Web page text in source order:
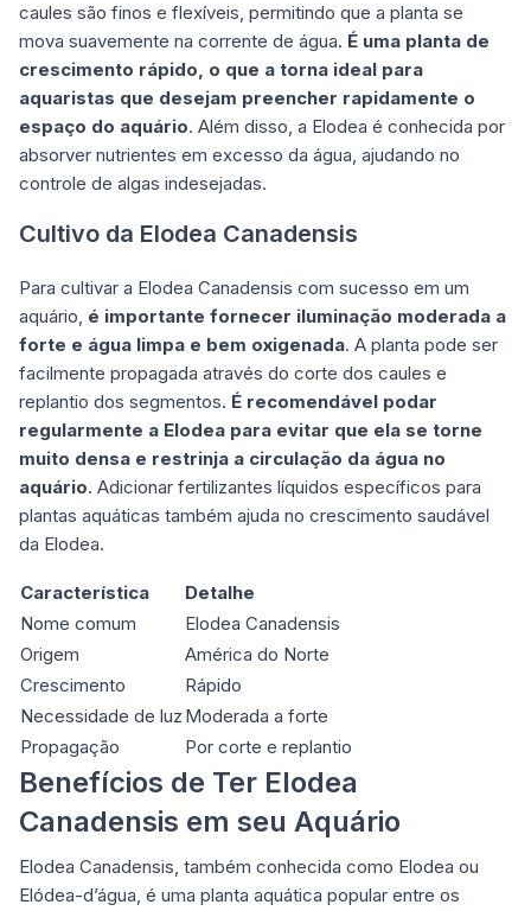
caules são finos e flexíveis, permitindo que a planta se
mova suavemente na corrente de água. É uma planta de
crescimento rápido, o que a torna ideal para
aquaristas que desejam preencher rapidamente o
espaço do aquário. Além disso, a Elodea é conhecida por
absorver nutrientes em excesso da água, ajudando no
controle de algas indesejadas.
Cultivo da Elodea Canadensis
Para cultivar a Elodea Canadensis com sucesso em um
aquário, é importante fornecer iluminação moderada a
forte e água limpa e bem oxigenada. A planta pode ser
facilmente propagada através do corte dos caules e
replantio dos segmentos. É recomendável podar
regularmente a Elodea para evitar que ela se torne
muito densa e restrinja a circulação da água no
aquário. Adicionar fertilizantes líquidos específicos para
plantas aquáticas também ajuda no crescimento saudável
da Elodea.
Característica
Detalhe
Nome comum
Elodea Canadensis
Origem
América do Norte
Crescimento
Rápido
Necessidade de luz Moderada a forte
Propagação
Por corte e replantio
Benefícios de Ter Elodea
Canadensis em seu Aquário
Elodea Canadensis, também conhecida como Elodea ou
Elódea-d’água, é uma planta aquática popular entre os